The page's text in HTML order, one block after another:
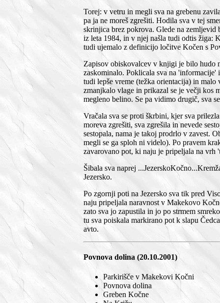
Torej: v vetru in megli sva na grebenu
pa ja ne moreš zgrešiti. Hodila sva v tej
skrinjica brez pokrova. Glede na
iz leta 1984, in v njej našla tudi odtis žiga:
tudi ujemalo z definicijo ločitve Kočen s
Zapisov obiskovalcev v knjigi je bilo hudo
zaskominalo. Poklicala sva na 'informacije'
tudi lepše vreme (težka orientacija) in
zmanjkalo vlage in prikazal se je večji kos
megleno belino. Se pa vidimo drugič, sva
Vračala sva se proti škrbini, kjer sva
moreva zgrešiti, sva zgrešila in nevede
sestopala, nama je takoj prodrlo v zavest.
megli se ga sploh ni videlo). Po pravem
zavarovano pot, ki naju je pripeljala na
Šibala sva naprej
Jezersko.
Po zgornji poti na Jezersko sva tik pred
naju pripeljala naravnost v Makekovo
zato sva jo zapustila in jo po strmem
tu sva poiskala markirano pot k slapu
avto.
Povnova dolina (20.10.2001)
Parkirišče v Makekovi Kočni
Povnova dolina
Greben Kočne